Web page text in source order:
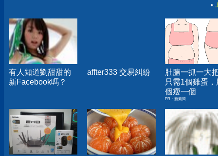
«
有人知道劉甜甜的
新Facebook嗎？
affter333 交易糾紛
肚腩一抓一大
只需1個雞蛋，
個瘦一個
PR・新素簡